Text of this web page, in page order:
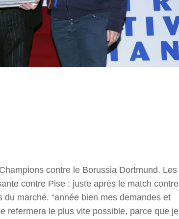
contre le Borussia Dortmund. Les
contre Pise : juste après le match contre
marché. “année bien mes demandes et
refermera le plus vite possible, parce que je